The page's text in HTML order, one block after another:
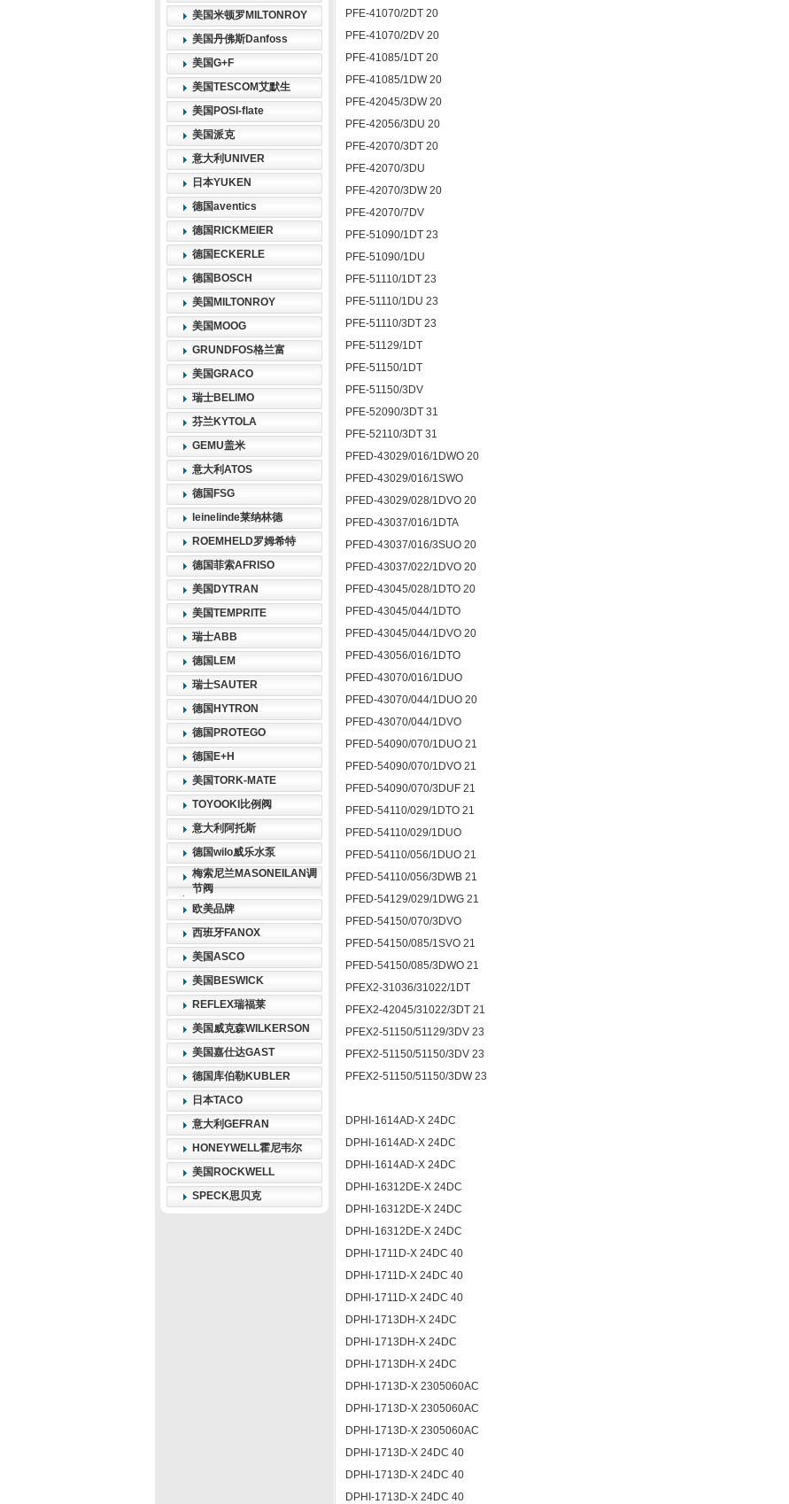
美国米顿罗MILTONROY
美国丹佛斯Danfoss
美国G+F
美国TESCOM艾默生
美国POSI-flate
美国派克
意大利UNIVER
日本YUKEN
德国aventics
德国RICKMEIER
德国ECKERLE
德国BOSCH
美国MILTONROY
美国MOOG
GRUNDFOS格兰富
美国GRACO
瑞士BELIMO
芬兰KYTOLA
GEMU盖米
意大利ATOS
德国FSG
leinelinde莱纳林德
ROEMHELD罗姆希特
德国菲索AFRISO
美国DYTRAN
美国TEMPRITE
瑞士ABB
德国LEM
瑞士SAUTER
德国HYTRON
德国PROTEGO
德国E+H
美国TORK-MATE
TOYOOKI比例阀
意大利阿托斯
德国wilo威乐水泵
梅索尼兰MASONEILAN调
节阀
欧美品牌
西班牙FANOX
美国ASCO
美国BESWICK
REFLEX瑞福莱
美国威克森WILKERSON
美国嘉仕达GAST
德国库伯勒KUBLER
日本TACO
意大利GEFRAN
HONEYWELL霍尼韦尔
美国ROCKWELL
SPECK思贝克
PFE-41070/2DT 20
PFE-41070/2DV 20
PFE-41085/1DT 20
PFE-41085/1DW 20
PFE-42045/3DW 20
PFE-42056/3DU 20
PFE-42070/3DT 20
PFE-42070/3DU
PFE-42070/3DW 20
PFE-42070/7DV
PFE-51090/1DT 23
PFE-51090/1DU
PFE-51110/1DT 23
PFE-51110/1DU 23
PFE-51110/3DT 23
PFE-51129/1DT
PFE-51150/1DT
PFE-51150/3DV
PFE-52090/3DT 31
PFE-52110/3DT 31
PFED-43029/016/1DWO 20
PFED-43029/016/1SWO
PFED-43029/028/1DVO 20
PFED-43037/016/1DTA
PFED-43037/016/3SUO 20
PFED-43037/022/1DVO 20
PFED-43045/028/1DTO 20
PFED-43045/044/1DTO
PFED-43045/044/1DVO 20
PFED-43056/016/1DTO
PFED-43070/016/1DUO
PFED-43070/044/1DUO 20
PFED-43070/044/1DVO
PFED-54090/070/1DUO 21
PFED-54090/070/1DVO 21
PFED-54090/070/3DUF 21
PFED-54110/029/1DTO 21
PFED-54110/029/1DUO
PFED-54110/056/1DUO 21
PFED-54110/056/3DWB 21
PFED-54129/029/1DWG 21
PFED-54150/070/3DVO
PFED-54150/085/1SVO 21
PFED-54150/085/3DWO 21
PFEX2-31036/31022/1DT
PFEX2-42045/31022/3DT 21
PFEX2-51150/51129/3DV 23
PFEX2-51150/51150/3DV 23
PFEX2-51150/51150/3DW 23
DPHI-1614AD-X 24DC
DPHI-1614AD-X 24DC
DPHI-1614AD-X 24DC
DPHI-16312DE-X 24DC
DPHI-16312DE-X 24DC
DPHI-16312DE-X 24DC
DPHI-1711D-X 24DC 40
DPHI-1711D-X 24DC 40
DPHI-1711D-X 24DC 40
DPHI-1713DH-X 24DC
DPHI-1713DH-X 24DC
DPHI-1713DH-X 24DC
DPHI-1713D-X 2305060AC
DPHI-1713D-X 2305060AC
DPHI-1713D-X 2305060AC
DPHI-1713D-X 24DC 40
DPHI-1713D-X 24DC 40
DPHI-1713D-X 24DC 40